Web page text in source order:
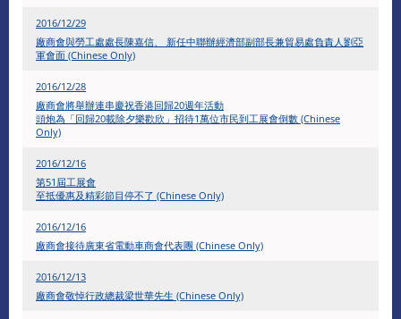
2016/12/29
廠商會與勞工處處長陳嘉信、 新任中聯辦經濟部副部長兼貿易處負責人劉亞
軍會面 (Chinese Only)
2016/12/28
廠商會將舉辦連串慶祝香港回歸20週年活動
頭炮為「回歸20載除夕樂歡欣」招待1萬位市民到工展會倒數 (Chinese
Only)
2016/12/16
第51屆工展會
至抵優惠及精彩節目停不了 (Chinese Only)
2016/12/16
廠商會接待廣東省電動車商會代表團 (Chinese Only)
2016/12/13
廠商會敬悼行政總裁梁世華先生 (Chinese Only)